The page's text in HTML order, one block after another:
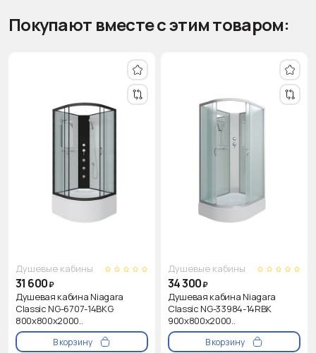
Покупают вместе с этим товаром:
Душевые кабины
31 600₽
Душевая кабина Niagara
Classic NG-6707-14BKG
800х800х2000..
В корзину
Душевые кабины
34 300₽
Душевая кабина Niagara
Classic NG-33984-14RBK
900х800х2000..
В корзину